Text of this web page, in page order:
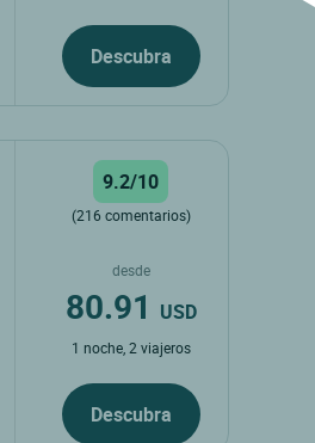
Descubra
9.2/10
(216 comentarios)
desde
80.91 USD
1 noche, 2 viajeros
Descubra